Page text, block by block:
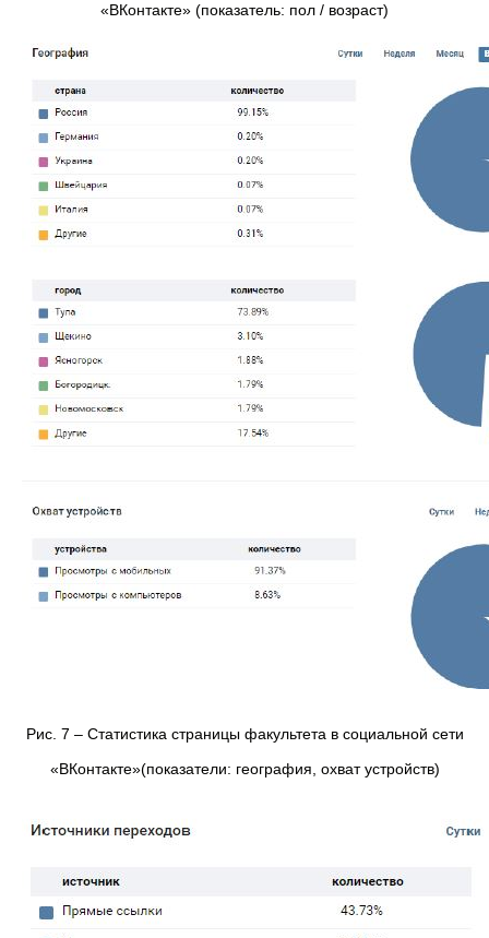
«ВКонтакте» (показатель: пол / возраст)
Рис. 7 – Статистика страницы факультета в социальной сети
«ВКонтакте»(показатели: география, охват устройств)